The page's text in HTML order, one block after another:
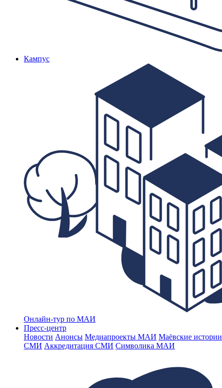
Кампус
Онлайн-тур по МАИ
Пресс-центр
Новости Анонсы Медиапроекты МАИ Маёвские
СМИ Аккредитация СМИ Символика МАИ